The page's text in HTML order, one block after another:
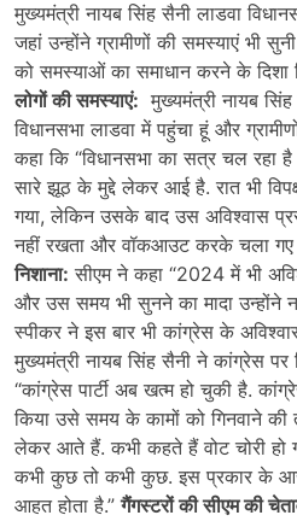
मुख्यमंत्री नायब सिंह सैनी लाडवा
जहां उन्होंने ग्रामीणों की समस्याएं भी
को समस्याओं का समाधान करने के दिशा
लोगों की समस्याएं: मुख्यमंत्री नायब
विधानसभा लाडवा में पहुंचा हूं और
कहा कि “विधानसभा का सत्र चल रहा
सारे झूठ के मुद्दे लेकर आई है. रात भी
गया, लेकिन उसके बाद उस अविश्वास
नहीं रखता और वॉकआउट करके चला
निशाना: सीएम ने कहा “2024 में भी
और उस समय भी सुनने का मादा उन्होंने
स्पीकर ने इस बार भी कांग्रेस के
मुख्यमंत्री नायब सिंह सैनी ने कांग्रेस पर
“कांग्रेस पार्टी अब खत्म हो चुकी है.
किया उसे समय के कामों को गिनवाने की
लेकर आते हैं. कभी कहते हैं वोट चोरी हो
कभी कुछ तो कभी कुछ. इस प्रकार के
आहत होता है.”गैंगस्टरों की सीएम की